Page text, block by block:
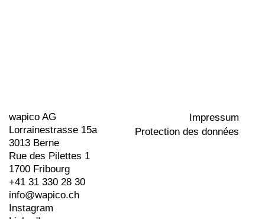
wapico AG
Lorrainestrasse 15a
3013 Berne
Rue des Pilettes 1
1700 Fribourg
+41 31 330 28 30
info@wapico.ch
Instagram
Impressum
Protection des données